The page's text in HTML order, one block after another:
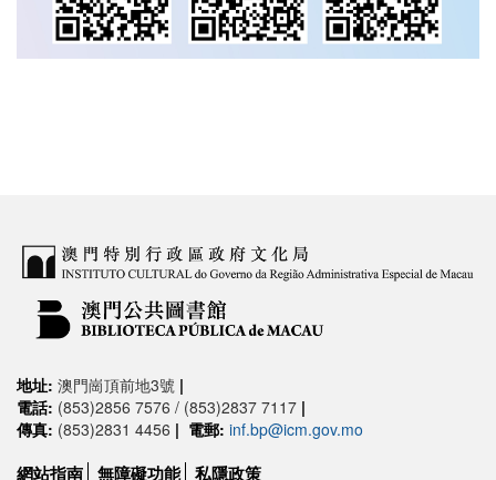
地址: 澳門崗頂前地3號 |
電話: (853)2856 7576 / (853)2837 7117 |
傳真: (853)2831 4456 | 電郵: inf.bp@icm.gov.mo
網站指南 無障礙功能 私隱政策